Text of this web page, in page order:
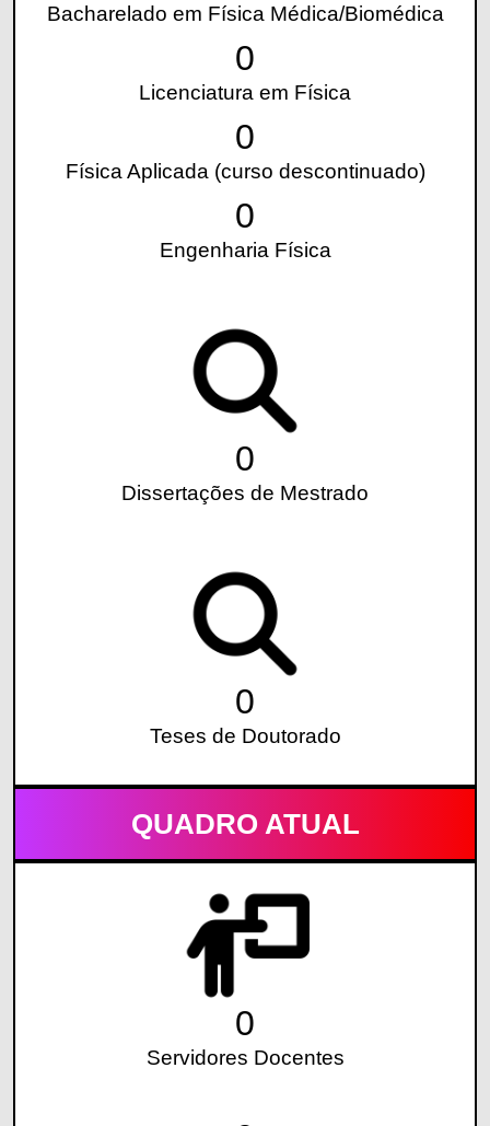
Bacharelado em Física Médica/Biomédica
0
Licenciatura em Física
0
Física Aplicada (curso descontinuado)
0
Engenharia Física
0
Dissertações de Mestrado
0
Teses de Doutorado
QUADRO ATUAL
0
Servidores Docentes